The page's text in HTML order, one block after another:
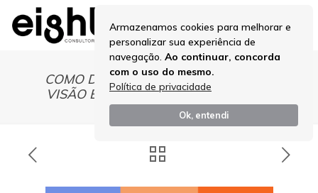
Armazenamos cookies para melhorar e
personalizar sua experiência de
navegação. Ao continuar, concorda
com o uso do mesmo.
Política de privacidade
Ok, entendi
COMO DEFINIR OU REVER A MISSÃO,
VISÃO E VALORES DO SEU NEGÓCIO